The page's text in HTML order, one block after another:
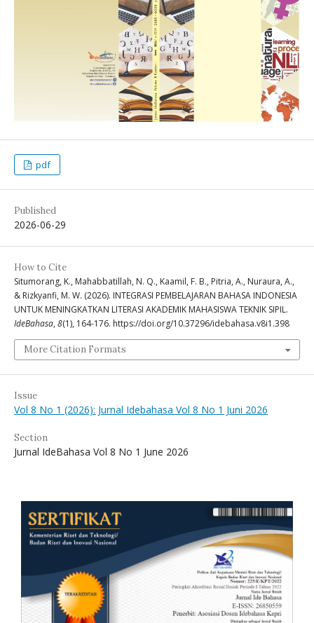
pdf
Published
2026-06-29
How to Cite
Situmorang, K., Mahabbatillah, N. Q., Kaamil, F. B., Pitria, A., Nuraura, A.,
& Rizkyanfi, M. W. (2026). INTEGRASI PEMBELAJARAN BAHASA INDONESIA
UNTUK MENINGKATKAN LITERASI AKADEMIK MAHASISWA TEKNIK SIPIL.
IdeBahasa, 8(1), 164-176. https://doi.org/10.37296/idebahasa.v8i1.398
More Citation Formats
Issue
Vol 8 No 1 (2026): Jurnal Idebahasa Vol 8 No 1 Juni 2026
Section
Jurnal IdeBahasa Vol 8 No 1 June 2026